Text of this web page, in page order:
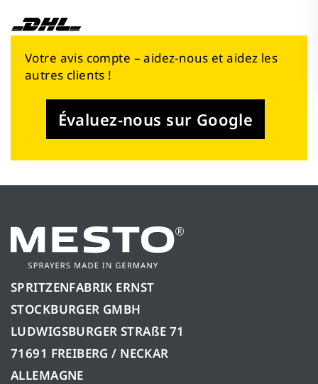
Votre avis compte – aidez-nous et aidez les
autres clients !
Évaluez-nous sur Google
SPRITZENFABRIK ERNST
STOCKBURGER GMBH
LUDWIGSBURGER STRAßE 71
71691 FREIBERG / NECKAR
ALLEMAGNE